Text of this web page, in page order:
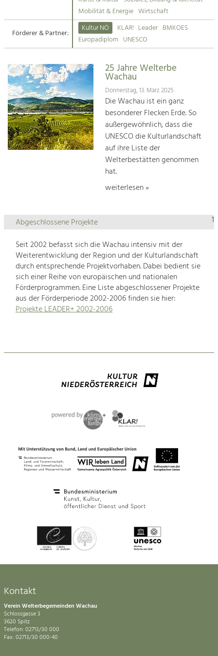
Suche
Impressum
Kontakt
Tourismus
Angebotsentwicklung und
Kunst & Kultur
Handwerk, Wissenschaft und Forschung.
Soziales, Bildung &
Identität
Gleichberechtigung, Jugend und
Integration
Mobilität & Energie
Klimawandel, öffentlicher Verkehr und
Mobilität & Energie Wirtschaft
Förderer & Partner:
Kultur NÖ KLAR! Leader BMKOES
Europadiplom UNESCO
25 Jahre Welterbe
Wachau
Donnerstag, 13. März 2025
Die Wachau ist ein ganz
besonderer Flecken Erde. So
außergewöhnlich, dass die
UNESCO die Kulturlandschaft
auf ihre Liste der
Welterbestätten genommen
hat.
weiterlesen »
1
Abgeschlossene Projekte
Seit 2002 befasst sich die Wachau intensiv mit der
Weiterentwicklung der Region und der Kulturlandschaft
durch entsprechende Projektvorhaben. Dabei bedient sie
sich einer Reihe von europäischen und nationalen
Förderprogrammen. Eine Liste abgeschlossener Projekte
aus der Förderperiode 2002-2006 finden sie hier:
Projekte LEADER+ 2002-2006
Kontakt
Verein Welterbegemeinden Wachau
Schlossgasse 3
3620 Spitz
Telefon: 02713/30 000
Fax: 02713/30 000-40